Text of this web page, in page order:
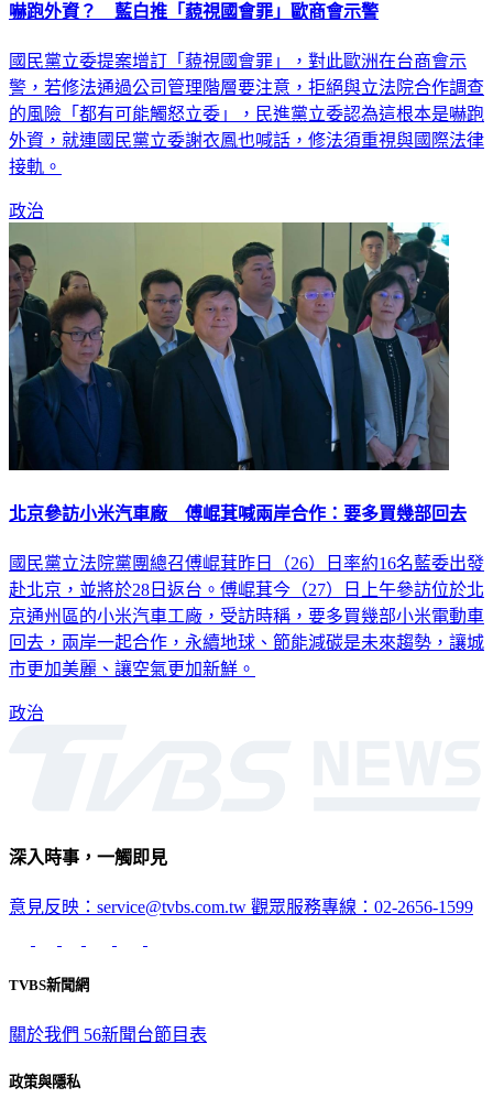
嚇跑外資？ 藍白推「藐視國會罪」歐商會示警
國民黨立委提案增訂「藐視國會罪」，對此歐洲在台商會示
警，若修法通過公司管理階層要注意，拒絕與立法院合作調查
的風險「都有可能觸怒立委」，民進黨立委認為這根本是嚇跑
外資，就連國民黨立委謝衣鳳也喊話，修法須重視與國際法律
接軌。
政治
北京參訪小米汽車廠 傅崐萁喊兩岸合作：要多買幾部回去
國民黨立法院黨團總召傅崐萁昨日（26）日率約16名藍委出發
赴北京，並將於28日返台。傅崐萁今（27）日上午參訪位於北
京通州區的小米汽車工廠，受訪時稱，要多買幾部小米電動車
回去，兩岸一起合作，永續地球、節能減碳是未來趨勢，讓城
市更加美麗、讓空氣更加新鮮。
政治
深入時事，一觸即見
意見反映：service@tvbs.com.tw 觀眾服務專線：02-2656-1599
TVBS新聞網
關於我們 56新聞台節目表
政策與隱私